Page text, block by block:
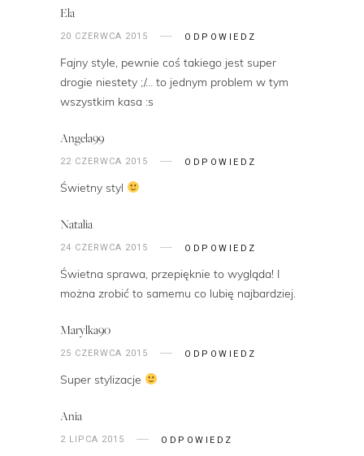
Ela
20 CZERWCA 2015 ODPOWIEDZ
Fajny style, pewnie coś takiego jest super
drogie niestety ;/… to jednym problem w tym
wszystkim kasa :s
Angela99
22 CZERWCA 2015 ODPOWIEDZ
Świetny styl
Natalia
24 CZERWCA 2015 ODPOWIEDZ
Świetna sprawa, przepięknie to wygląda! I
można zrobić to samemu co lubię najbardziej.
Marylka90
25 CZERWCA 2015 ODPOWIEDZ
Super stylizacje
Ania
2 LIPCA 2015 ODPOWIEDZ